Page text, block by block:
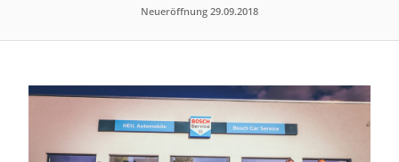
Neueröffnung 29.09.2018